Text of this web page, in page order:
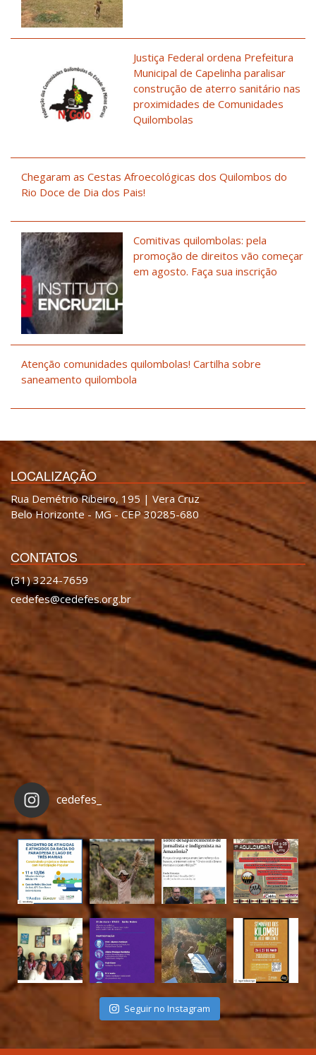
Justiça Federal ordena Prefeitura
Municipal de Capelinha paralisar
construção de aterro sanitário nas
proximidades de Comunidades
Quilombolas
Chegaram as Cestas Afroecológicas dos Quilombos do
Rio Doce de Dia dos Pais!
Comitivas quilombolas: pela
promoção de direitos vão começar
em agosto. Faça sua inscrição
Atenção comunidades quilombolas! Cartilha sobre
saneamento quilombola
LOCALIZAÇÃO
Rua Demétrio Ribeiro, 195 | Vera Cruz
Belo Horizonte - MG - CEP 30285-680
CONTATOS
(31) 3224-7659
cedefes@cedefes.org.br
cedefes_
Seguir no Instagram